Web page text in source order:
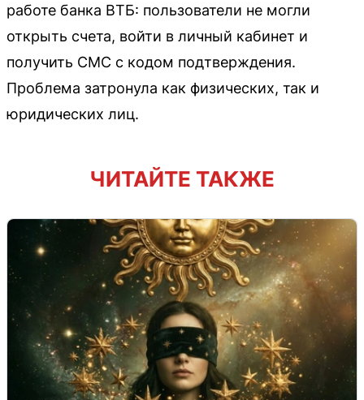
работе банка ВТБ: пользователи не могли
открыть счета, войти в личный кабинет и
получить СМС с кодом подтверждения.
Проблема затронула как физических, так и
юридических лиц.
ЧИТАЙТЕ ТАКЖЕ